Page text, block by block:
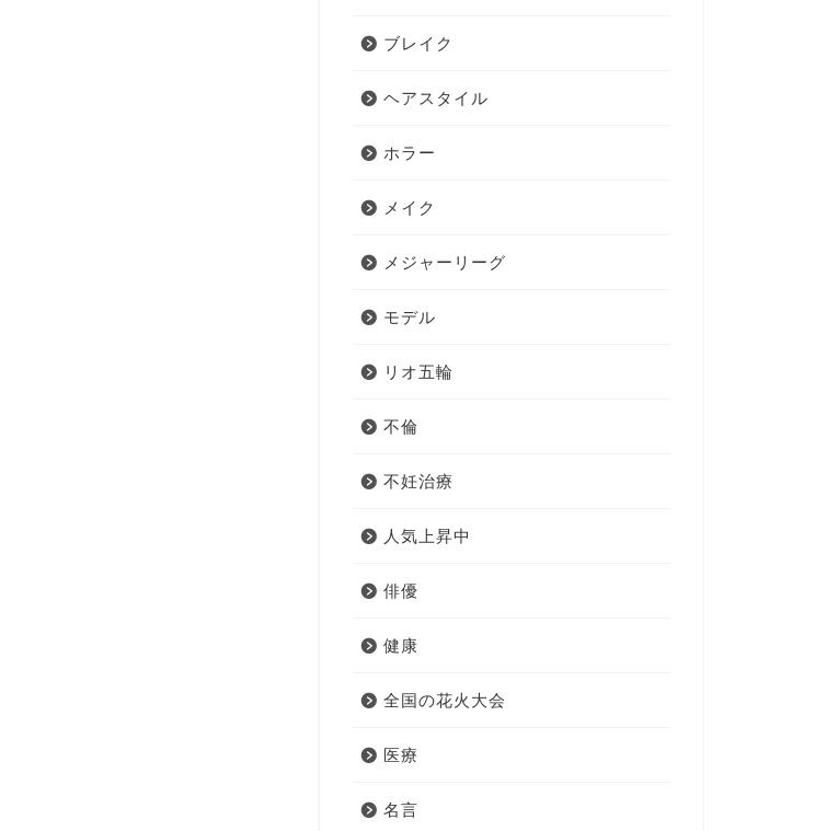
ブレイク
ヘアスタイル
ホラー
メイク
メジャーリーグ
モデル
リオ五輪
不倫
不妊治療
人気上昇中
俳優
健康
全国の花火大会
医療
名言